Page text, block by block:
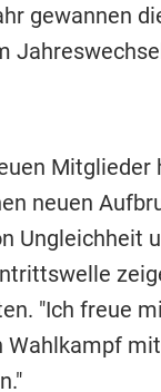
gewannen
neuen
Ungleichheit
"Ich freue
Wahlkampf